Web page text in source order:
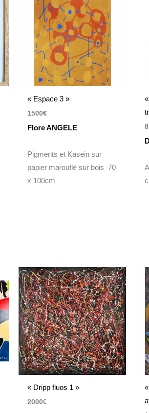
« Espace 3 »
1500€
Flore ANGELE
Pigments et Kasein sur
papier marouflé sur bois 70
x 100cm
« Dripp fluos 1 »
2000€